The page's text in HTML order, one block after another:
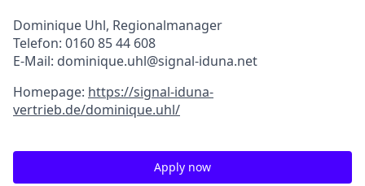
Dominique Uhl, Regionalmanager
Telefon: 0160 85 44 608
E-Mail: dominique.uhl@signal-iduna.net
Homepage: https://signal-iduna-
vertrieb.de/dominique.uhl/
Apply now